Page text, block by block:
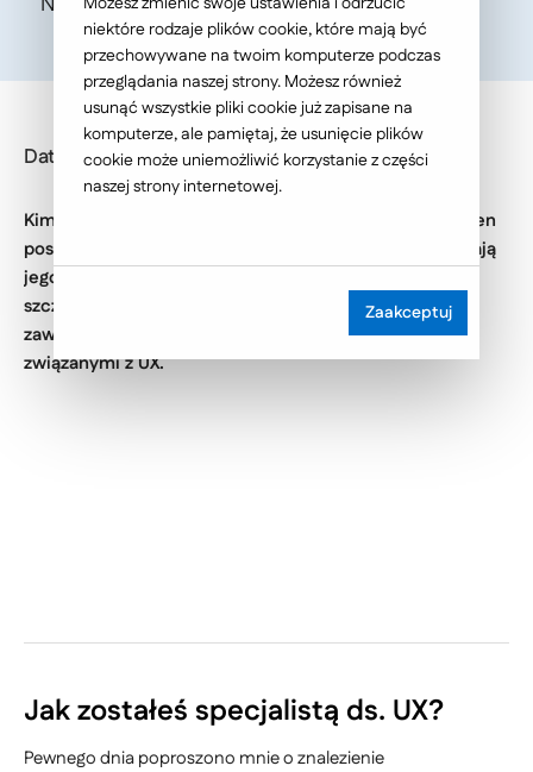
Data publikacji: 2018-03-13
Kim jest specjalista ds. UX? Jakie umiejętności powinien
posiadać i co należy do jego obowiązków? Jak wyglądają
jego zarobki? W naszym nowym cyklu przybliżamy
szczegóły i ciekawostki dotyczące konkretnych
zawodów. Tym razem zajmiemy się stanowiskami
związanymi z UX.
Jak zostałeś specjalistą ds. UX?
Pewnego dnia poproszono mnie o znalezienie
niektóre rodzaje plików cookie, które mają być
przechowywane na twoim komputerze podczas
przeglądania naszej strony. Możesz również
usunąć wszystkie pliki cookie już zapisane na
komputerze, ale pamiętaj, że usunięcie plików
cookie może uniemożliwić korzystanie z części
naszej strony internetowej.
Zaakceptuj